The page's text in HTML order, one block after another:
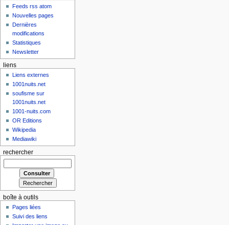
Feeds rss atom
Nouvelles pages
Dernières
modifications
Statistiques
Newsletter
liens
Liens externes
1001nuits.net
soufisme sur
1001nuits.net
1001-nuits.com
OR Editions
Wikipedia
Mediawiki
rechercher
boîte à outils
Pages liées
Suivi des liens